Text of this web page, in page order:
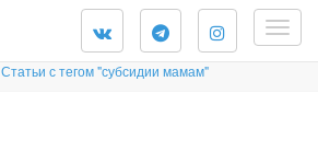
Статьи с тегом "субсидии мамам"